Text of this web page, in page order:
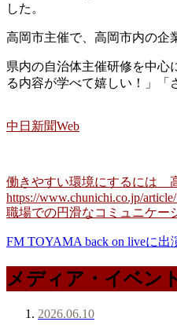
した。
高岡市主催で、高岡市内の企
県内の自治体主催研修を中心
る内容が学べて嬉しい！」「
中日新聞Web
働きやすい環境にするには
https://www.chunichi.co.jp/
職場での円滑なコミュニケー
FM TOYAMA back on liveに出
メディア・イベン
2026.06.10